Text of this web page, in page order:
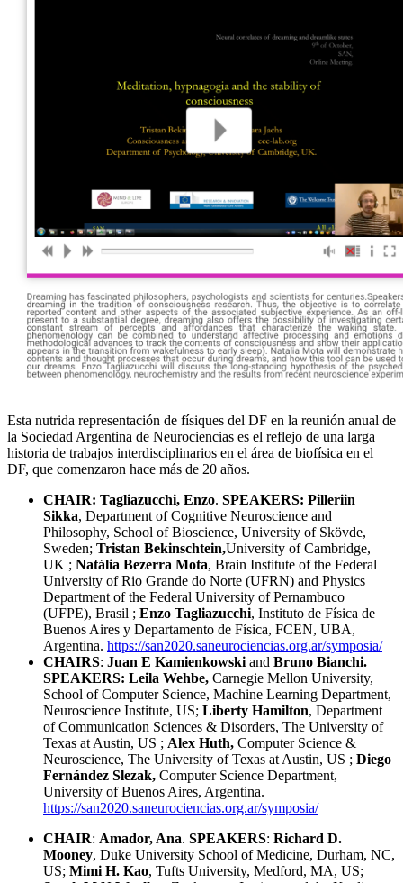
Esta nutrida representación de físiques del DF en la reunión anual de
la Sociedad Argentina de Neurociencias es el reflejo de una larga
historia de trabajos interdisciplinarios en el área de biofísica en el
DF, que comenzaron hace más de 20 años.
CHAIR: Tagliazucchi, Enzo. SPEAKERS: Pilleriin
Sikka, Department of Cognitive Neuroscience and
Philosophy, School of Bioscience, University of Skövde,
Sweden; Tristan Bekinschtein,University of Cambridge,
UK ; Natália Bezerra Mota, Brain Institute of the Federal
University of Rio Grande do Norte (UFRN) and Physics
Department of the Federal University of Pernambuco
(UFPE), Brasil ; Enzo Tagliazucchi, Instituto de Física de
Buenos Aires y Departamento de Física, FCEN, UBA,
Argentina. https://san2020.saneurociencias.org.ar/symposia/
CHAIRS: Juan E Kamienkowskiand Bruno Bianchi.
SPEAKERS: Leila Wehbe, Carnegie Mellon University,
School of Computer Science, Machine Learning Department,
Neuroscience Institute, US; Liberty Hamilton, Department
of Communication Sciences & Disorders, The University of
Texas at Austin, US ; Alex Huth, Computer Science &
Neuroscience, The University of Texas at Austin, US ; Diego
Fernández Slezak, Computer Science Department,
University of Buenos Aires, Argentina.
https://san2020.saneurociencias.org.ar/symposia/
CHAIR: Amador, Ana. SPEAKERS: Richard D.
Mooney, Duke University School of Medicine, Durham, NC,
US; Mimi H. Kao, Tufts University, Medford, MA, US;